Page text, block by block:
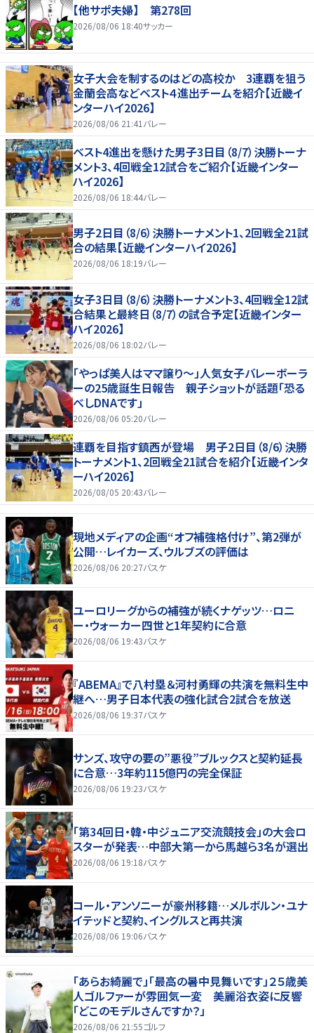
【他サポ夫婦】 第278回
2026/08/06 18:40サッカー
女子大会を制するのはどの高校か 3連覇を狙う
金蘭会高などベスト４進出チームを紹介【近畿イ
ンターハイ2026】
2026/08/06 21:41 バレー
ベスト4進出を懸けた男子3日目（8/7）決勝トーナ
メント3、4回戦全12試合をご紹介【近畿インター
ハイ2026】
2026/08/06 18:44バレー
男子2日目（8/6）決勝トーナメント1、2回戦全21試
合の結果【近畿インターハイ2026】
2026/08/06 18:19バレー
女子3日目（8/6）決勝トーナメント3、4回戦全12試
合結果と最終日（8/7）の試合予定【近畿インター
ハイ2026】
2026/08/06 18:02バレー
「やっぱ美人はママ譲り～」人気女子バレーボーラ
ーの25歳誕生日報告 親子ショットが話題「恐る
べしDNAです」
2026/08/06 05:20バレー
連覇を目指す鎮西が登場 男子2日目（8/6）決勝
トーナメント1、2回戦全21試合を紹介【近畿インタ
ーハイ2026】
2026/08/05 20:43バレー
現地メディアの企画“オフ補強格付け”、第2弾が
公開…レイカーズ、ウルブズの評価は
2026/08/06 20:27バスケ
ユーロリーグからの補強が続くナゲッツ…ロニ
ー・ウォーカー四世と1年契約に合意
2026/08/06 19:43バスケ
『ABEMA』で八村塁＆河村勇輝の共演を無料生中
継へ…男子日本代表の強化試合2試合を放送
2026/08/06 19:37バスケ
サンズ、攻守の要の”悪役”ブルックスと契約延長
に合意…3年約115億円の完全保証
2026/08/06 19:23バスケ
「第34回日・韓・中ジュニア交流競技会」の大会ロ
スターが発表…中部大第一から馬越ら3名が選出
2026/08/06 19:18バスケ
コール・アンソニーが豪州移籍…メルボルン・ユナ
イテッドと契約、イングルスと再共演
2026/08/06 19:06バスケ
「あらお綺麗で」「最高の暑中見舞いです」２５歳美
人ゴルファーが雰囲気一変 美麗浴衣姿に反響
「どこのモデルさんですか？」
2026/08/06 21:55ゴルフ